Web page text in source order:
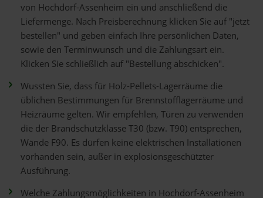
von Hochdorf-Assenheim ein und anschließend die
Liefermenge. Nach Preisberechnung klicken Sie auf "jetzt
bestellen" und geben einfach Ihre persönlichen Daten,
sowie den Terminwunsch und die Zahlungsart ein.
Klicken Sie schließlich auf "Bestellung abschicken".
Wussten Sie, dass für Holz-Pellets-Lagerräume die
üblichen Bestimmungen für Brennstofflagerräume und
Heizräume gelten. Wir empfehlen, Türen zu verwenden
die der Brandschutzklasse T30 (bzw. T90) entsprechen,
Wände F90. Es dürfen keine elektrischen Installationen
vorhanden sein, außer in explosionsgeschützter
Ausführung.
Welche Zahlungsmöglichkeiten in Hochdorf-Assenheim